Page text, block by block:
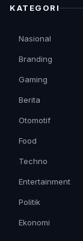
KATEGORI
Nasional
Branding
Gaming
Berita
Otomotif
Food
Techno
Entertainment
Politik
Ekonomi